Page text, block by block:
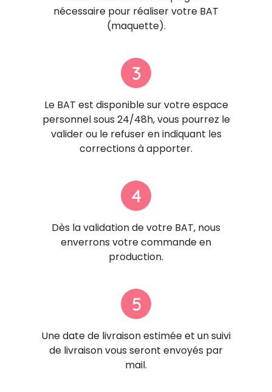
nécessaire pour réaliser votre BAT
(maquette).
3
Le BAT est disponible sur votre espace
personnel sous 24/48h, vous pourrez le
valider ou le refuser en indiquant les
corrections à apporter.
4
Dès la validation de votre BAT, nous
enverrons votre commande en
production.
5
Une date de livraison estimée et un suivi
de livraison vous seront envoyés par
mail.